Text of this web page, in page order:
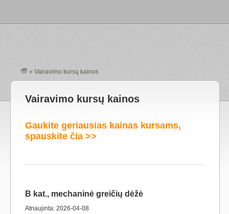
» Vairavimo kursų kainos
Vairavimo kursų kainos
Gaukite geriausias kainas kursams,
spauskite čia >>
B kat., mechaninė greičių dėžė
Atnaujinta: 2026-04-08